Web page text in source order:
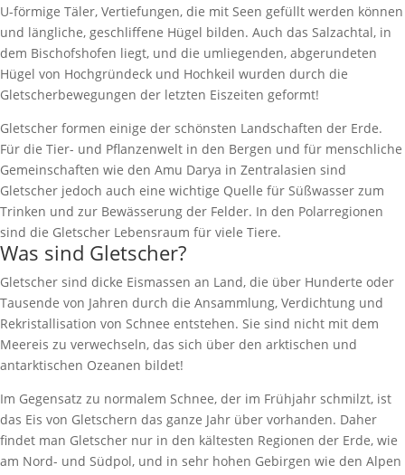
U-förmige Täler, Vertiefungen, die mit Seen gefüllt werden können
und längliche, geschliffene Hügel bilden. Auch das Salzachtal, in
dem Bischofshofen liegt, und die umliegenden, abgerundeten
Hügel von Hochgründeck und Hochkeil wurden durch die
Gletscherbewegungen der letzten Eiszeiten geformt!
Gletscher formen einige der schönsten Landschaften der Erde.
Für die Tier- und Pflanzenwelt in den Bergen und für menschliche
Gemeinschaften wie den Amu Darya in Zentralasien sind
Gletscher jedoch auch eine wichtige Quelle für Süßwasser zum
Trinken und zur Bewässerung der Felder. In den Polarregionen
sind die Gletscher Lebensraum für viele Tiere.
Was sind Gletscher?
Gletscher sind dicke Eismassen an Land, die über Hunderte oder
Tausende von Jahren durch die Ansammlung, Verdichtung und
Rekristallisation von Schnee entstehen. Sie sind nicht mit dem
Meereis zu verwechseln, das sich über den arktischen und
antarktischen Ozeanen bildet!
Im Gegensatz zu normalem Schnee, der im Frühjahr schmilzt, ist
das Eis von Gletschern das ganze Jahr über vorhanden. Daher
findet man Gletscher nur in den kältesten Regionen der Erde, wie
am Nord- und Südpol, und in sehr hohen Gebirgen wie den Alpen